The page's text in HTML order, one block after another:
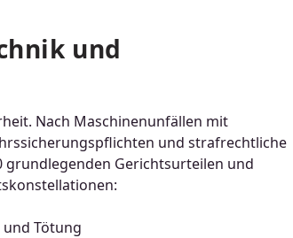
und
Nach Maschinenunfällen mit
und strafrechtliche
grundlegenden Gerichtsurteilen und
Tötung